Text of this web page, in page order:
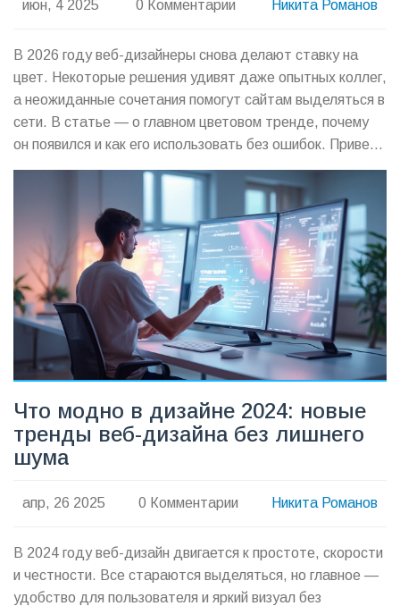
июн, 4 2025 0 Комментарии Никита Романов
В 2026 году веб-дизайнеры снова делают ставку на
цвет. Некоторые решения удивят даже опытных коллег,
а неожиданные сочетания помогут сайтам выделяться в
сети. В статье — о главном цветовом тренде, почему
он появился и как его использовать без ошибок. Привел
необычные советы и практические примеры для
начинающих и профи. Дал прогнозы на основе свежих
мировых трендов.
Что модно в дизайне 2024: новые
тренды веб-дизайна без лишнего
шума
апр, 26 2025 0 Комментарии Никита Романов
В 2024 году веб-дизайн двигается к простоте, скорости
и честности. Все стараются выделяться, но главное —
удобство для пользователя и яркий визуал без